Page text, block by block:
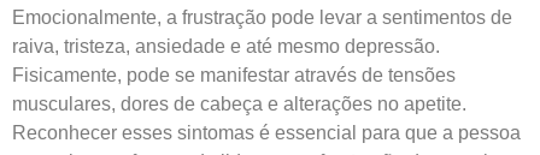
Emocionalmente, a frustração pode levar a sentimentos de
raiva, tristeza, ansiedade e até mesmo depressão.
Fisicamente, pode se manifestar através de tensões
musculares, dores de cabeça e alterações no apetite.
Reconhecer esses sintomas é essencial para que a pessoa